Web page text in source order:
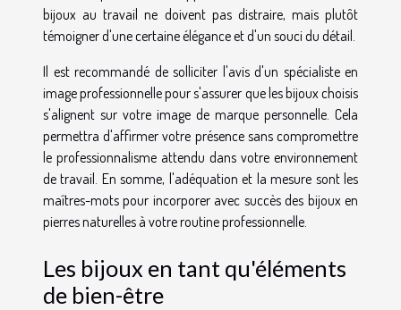
bijoux au travail ne doivent pas distraire, mais plutôt
témoigner d'une certaine élégance et d'un souci du détail.
Il est recommandé de solliciter l'avis d'un spécialiste en
image professionnelle pour s'assurer que les bijoux choisis
s'alignent sur votre image de marque personnelle. Cela
permettra d'affirmer votre présence sans compromettre
le professionnalisme attendu dans votre environnement
de travail. En somme, l'adéquation et la mesure sont les
maîtres-mots pour incorporer avec succès des bijoux en
pierres naturelles à votre routine professionnelle.
Les bijoux en tant qu'éléments
de bien-être